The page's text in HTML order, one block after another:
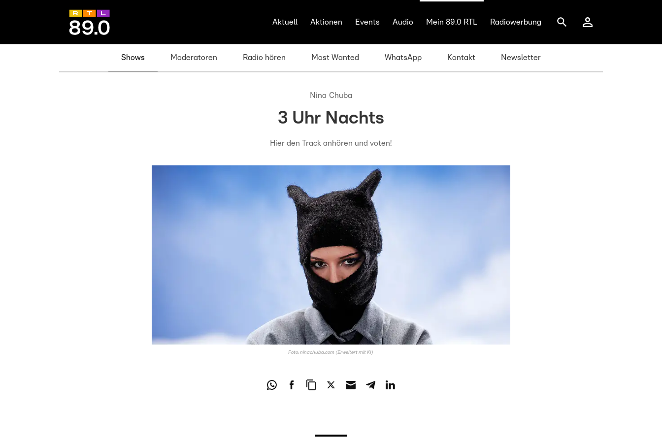
Aktuell Aktionen Events Audio Mein 89.0 RTL
Shows Moderatoren Radio hören Most Wanted WhatsApp Kontakt Newsletter
Radiowerbung
Nina Chuba
3 Uhr Nachts
Hier den Track anhören und voten!
Foto: ninachuba.com (Erweitert mit KI)